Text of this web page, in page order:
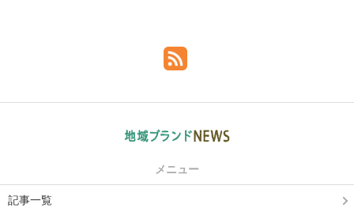
メニュー
記事一覧